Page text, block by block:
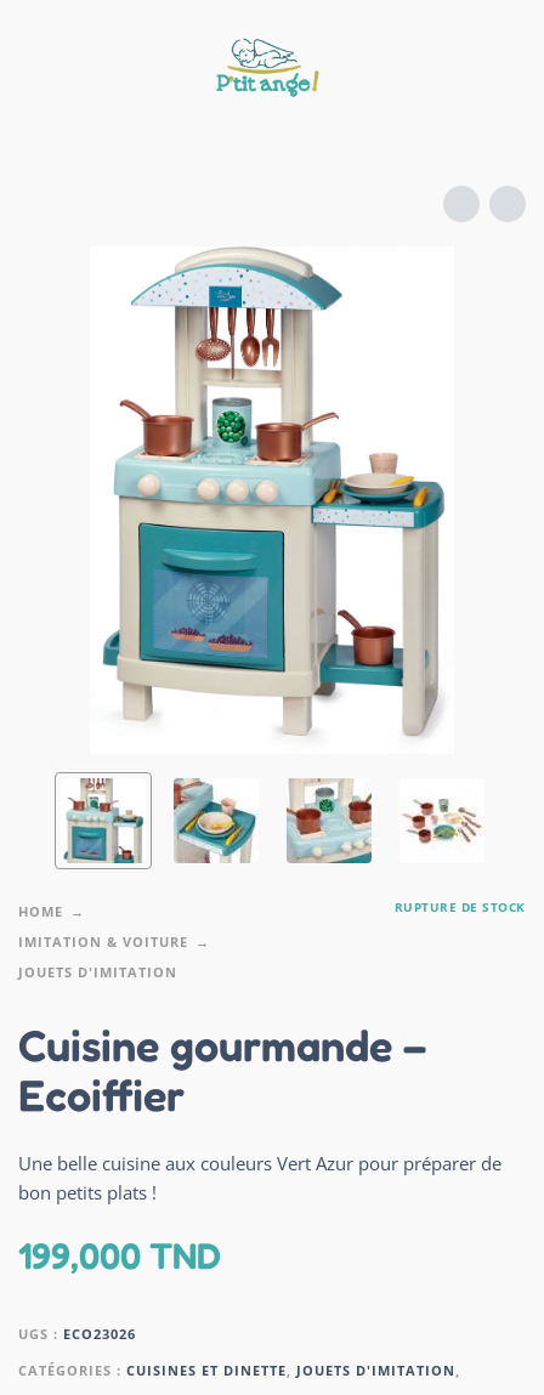
HOME
IMITATION & VOITURE
JOUETS D'IMITATION
RUPTURE DE STOCK
Cuisine gourmande –
Ecoiffier
Une belle cuisine aux couleurs Vert Azur pour préparer de
bon petits plats !
199,000TND
UGS : ECO23026
CATÉGORIES : CUISINES ET DINETTE JOUETS D'IMITATION